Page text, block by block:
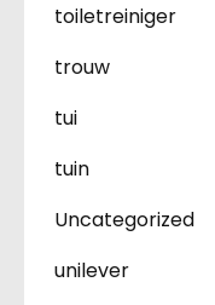
toiletreiniger
trouw
tui
tuin
Uncategorized
unilever